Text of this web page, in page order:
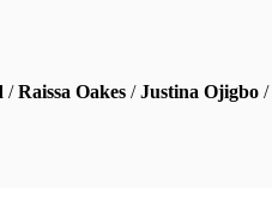
/Raissa Oakes /Justina Ojigbo /